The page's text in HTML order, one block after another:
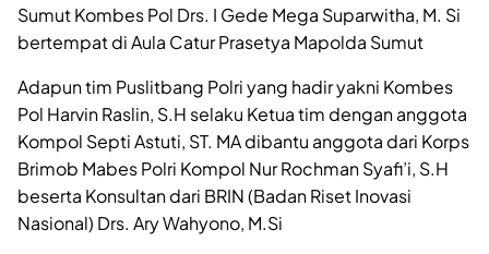
Sumut Kombes Pol Drs. I Gede Mega Suparwitha, M. Si
bertempat di Aula Catur Prasetya Mapolda Sumut
Adapun tim Puslitbang Polri yang hadir yakni Kombes
Pol Harvin Raslin, S.H selaku Ketua tim dengan anggota
Kompol Septi Astuti, ST. MA dibantu anggota dari Korps
Brimob Mabes Polri Kompol Nur Rochman Syafi’i, S.H
beserta Konsultan dari BRIN (Badan Riset Inovasi
Nasional) Drs. Ary Wahyono, M.Si